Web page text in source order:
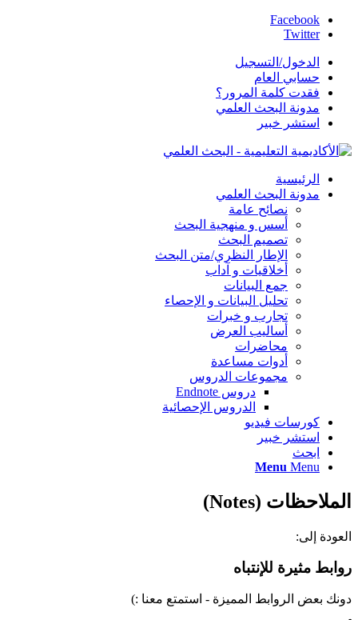
Facebook
Twitter
الدخول/التسجيل
حسابي العام
فقدت كلمة المرور؟
مدونة البحث العلمي
استشر خبير
الرئيسية
مدونة البحث العلمي
نصائح عامة
أسس و منهجية البحث
تصميم البحث
الإطار النظري/متن البحث
أخلاقيات و آداب
جمع البيانات
تحليل البيانات و الإحصاء
تجارب و خبرات
أساليب العرض
محاضرات
أدوات مساعدة
مجموعات الدروس
دروس Endnote
الدروس الإحصائية
كورسات فيديو
استشر خبير
ابحث
Menu Menu
الملاحظات (Notes)
العودة إلى:
روابط مثيرة للإنتباه
دونك بعض الروابط المميزة - استمتع معنا :)